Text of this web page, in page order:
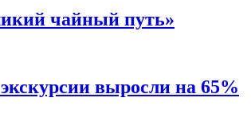
чайный путь»
выросли на 65%